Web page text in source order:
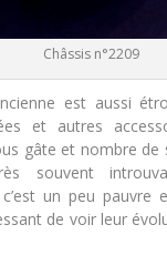
Châssis n°2209
est aussi
et autres
gâte et nombre de
souvent
c’est un peu
de voir leur